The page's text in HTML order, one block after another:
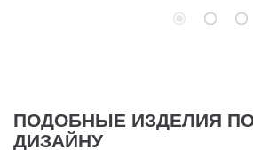
ПОДОБНЫЕ ИЗДЕЛИЯ
ДИЗАЙНУ